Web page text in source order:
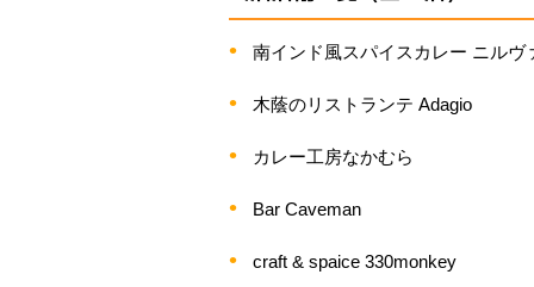
南インド風スパイスカレー ニルヴ
木蔭のリストランテ Adagio
カレー工房なかむら
Bar Caveman
craft & spaice 330monkey